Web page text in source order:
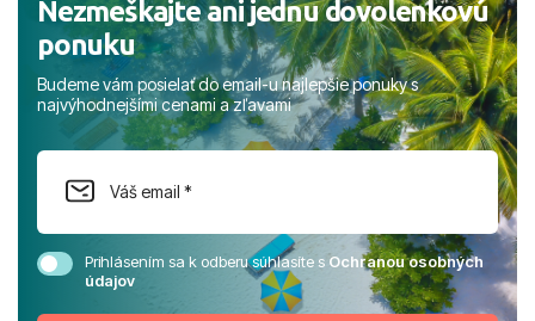
Nezmeškajte ani jednu dovolenkovú
ponuku
Budeme vám posielať do email-u najlepšie ponuky s
najvýhodnejšími cenami a zľavami
Prihlásením sa k odberu súhlasíte sOchranou osobných
údajov